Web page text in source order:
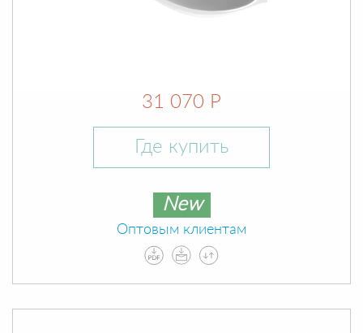
31 070 Р
Где купить
New
Оптовым клиентам